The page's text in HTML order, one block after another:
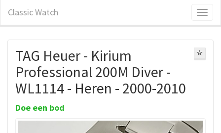
Classic Watch
TAG Heuer - Kirium
Professional 200M Diver -
WL1114 - Heren - 2000-2010
Doe een bod